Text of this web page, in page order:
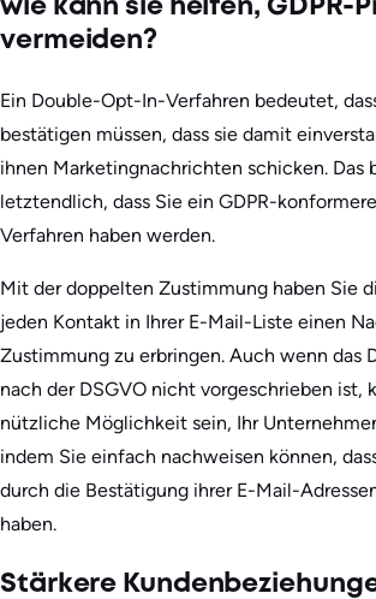
wie kann sie helfen, GDPR-
vermeiden?
Ein Double-Opt-In-Verfahren bedeutet,
bestätigen müssen, dass sie damit
ihnen Marketingnachrichten schicken. Das
letztendlich, dass Sie ein GDPR-
Verfahren haben werden.
Mit der doppelten Zustimmung haben Sie
jeden Kontakt in Ihrer E-Mail-Liste einen
Zustimmung zu erbringen. Auch wenn das
nach der DSGVO nicht vorgeschrieben ist,
nützliche Möglichkeit sein, Ihr
indem Sie einfach nachweisen können,
durch die Bestätigung ihrer E-Mail-
haben.
Stärkere